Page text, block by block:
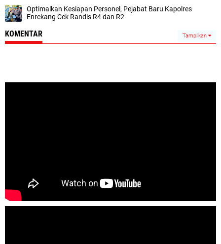
Optimalkan Kesiapan Personel, Pejabat Baru Kapolres
Enrekang Cek Randis R4 dan R2
KOMENTAR Tampilkan